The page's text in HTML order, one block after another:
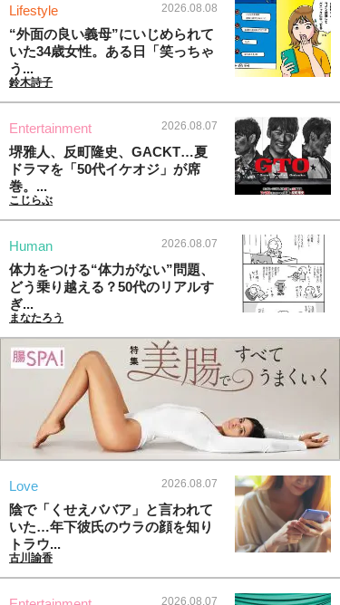
Lifestyle 2026.08.08
“外面の良い義母”にいじめられて
いた34歳女性。ある日「笑っちゃ
う...
鈴木詩子
Entertainment 2026.08.07
堺雅人、反町隆史、GACKT…夏
ドラマを「50代イケオジ」が席
巻。...
こじらぶ
Human 2026.08.07
体力をつける“体力がない”問題、
どう乗り越える？50代のリアルす
ぎ...
まなたろう
Love 2026.08.07
陰で「くせえババア」と言われて
いた…年下彼氏のウラの顔を知り
トラウ...
古川諭香
2026.08.07